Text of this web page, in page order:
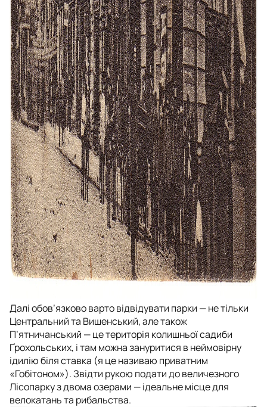
Далі обов’язково варто відвідувати парки — не тільки
Центральний та Вишенський, але також
П’ятничанський — це територія колишньої садиби
Ґрохольських, і там можна зануритися в неймовірну
ідилію біля ставка (я це називаю приватним
«Гобітоном»). Звідти рукою подати до величезного
Лісопарку з двома озерами — ідеальне місце для
велокатань та рибальства.